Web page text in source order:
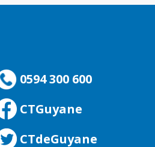
0594 300 600
CTGuyane
CTdeGuyane